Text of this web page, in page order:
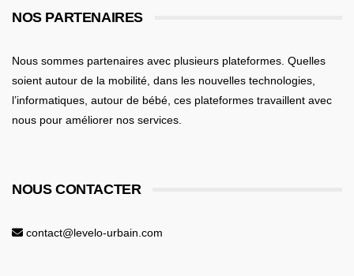
NOS PARTENAIRES
Nous sommes partenaires avec plusieurs plateformes. Quelles
soient autour de la mobilité, dans les nouvelles technologies,
l’informatiques, autour de bébé, ces plateformes travaillent avec
nous pour améliorer nos services.
NOUS CONTACTER
contact@levelo-urbain.com